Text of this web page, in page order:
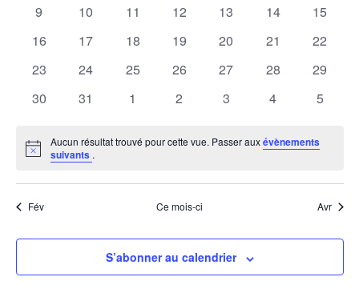
0
9
0
10
0
11
0
12
0
13
0
14
0
15
0
16
0
17
0
18
0
19
0
20
0
21
0
22
0
23
0
24
0
25
0
26
0
27
0
28
0
29
0
30
0
31
0
1
0
2
0
3
0
4
0
5
Notice
Aucun résultat trouvé pour cette vue. Passer auxévènements
suivants .
Fév Ce mois-ci Avr
S’abonner au calendrier